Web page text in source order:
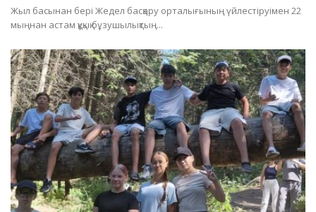
Жыл басынан бері Жедел басқару орталығының үйлестіруімен 22
мыңнан астам құқық бұзушылықтың...